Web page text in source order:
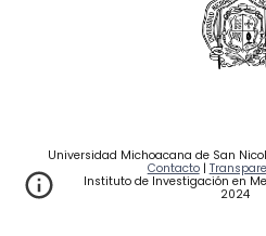
Universidad Michoacana de San
Contacto|
Instituto de Investigación en
2024